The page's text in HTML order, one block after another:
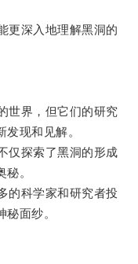
深入地理解黑洞的
界，但它们的研究
现和见解。
探索了黑洞的形成
。
科学家和研究者投
面纱。